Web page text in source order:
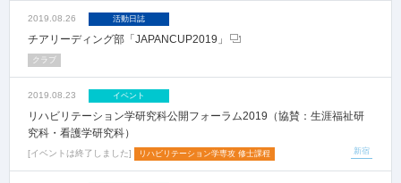
2019.08.26 活動日誌
チアリーディング部「JAPANCUP2019」
クラブ
2019.08.23 イベント
リハビリテーション学研究科公開フォーラム2019（協賛：生涯福祉研
究科・看護学研究科）
イベントは終了しました 新宿
リハビリテーション学専攻 修士課程